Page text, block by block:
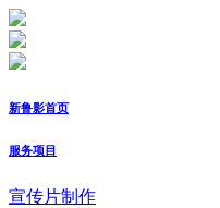
新鲁影首页
服务项目
宣传片制作